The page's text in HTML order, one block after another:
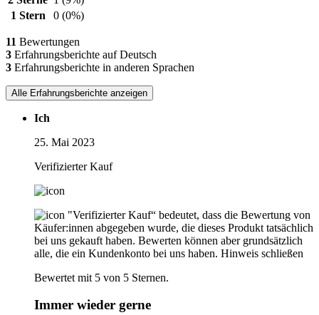
1 Stern
0 (0%)
11 Bewertungen
3 Erfahrungsberichte auf Deutsch
3 Erfahrungsberichte in anderen Sprachen
Alle Erfahrungsberichte anzeigen
Ich
25. Mai 2023
Verifizierter Kauf
"Verifizierter Kauf“ bedeutet, dass die Bewertung von
Käufer:innen abgegeben wurde, die dieses Produkt tatsächlich
bei uns gekauft haben. Bewerten können aber grundsätzlich
alle, die ein Kundenkonto bei uns haben. Hinweis schließen
Bewertet mit 5 von 5 Sternen.
Immer wieder gerne